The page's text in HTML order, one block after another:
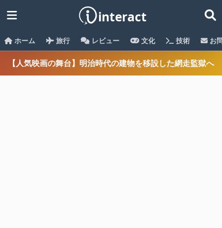
ホーム 旅行 レビュー 文化 技術 お
【人気映画の舞台】明治時代の建物を移設した網走監獄へ